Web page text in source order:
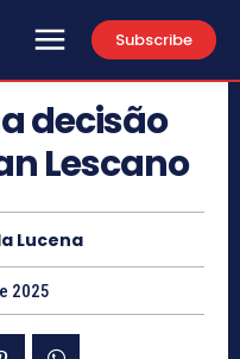
Subscribe
decisão
Lescano
Lucena
2025